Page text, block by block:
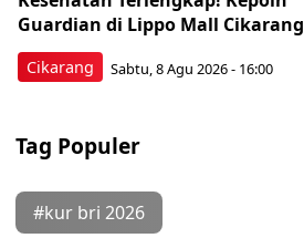
Cikarang
Guardian di Lippo Mall Cikarang
Sabtu, 8 Agu 2026 - 16:00
Tag Populer
#kur bri 2026